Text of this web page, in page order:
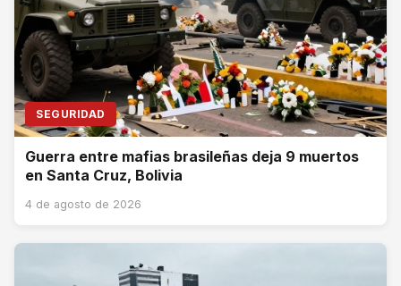
SEGURIDAD
Guerra entre mafias brasileñas deja 9 muertos
en Santa Cruz, Bolivia
4 de agosto de 2026